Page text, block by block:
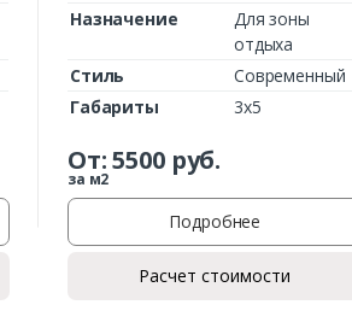
Назначение
Для зоны
отдыха
Стиль
Современный
Габариты
3х5
От:5500руб.
за м2
Подробнее
Расчет стоимости